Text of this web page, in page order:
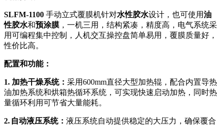
SLFM-1100 手动立式覆膜机针对水性胶水设计，也可使用油
性胶水和预涂膜 ，一机三用，结构紧凑，精度高，电气系统采
用可编程集中控制，人机交互操控盘简单易用，覆膜质量好，
性价比高。
配置和功能：
1. 加热干燥系统： 采用600mm直径大型加热辊，配合内置导热
油加热系统和烘箱热循环系统 ，可实现快速启动加热，同时热
量循环利用可节省大量能耗。
2. 自动液压系统： 液压系统自动提供稳定的大压力，确保覆合